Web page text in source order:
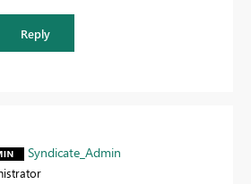
Reply
Syndicate_Admin